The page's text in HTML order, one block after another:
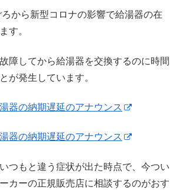
から新型コロナの影響で給湯器の在
す。
障してから給湯器を交換するのに時間
が発生しています。
器の納期遅延のアナウンス
器の納期遅延のアナウンス
つもと違う症状が出た時点で、今つい
カーの正規販売店に相談するのがおす